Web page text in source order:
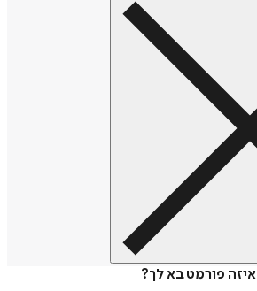
איזה פורמט בא לך?